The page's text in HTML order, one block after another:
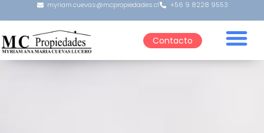
myriam.cuevas@mcpropiedades.cl +56 9 8228 9553
Contacto